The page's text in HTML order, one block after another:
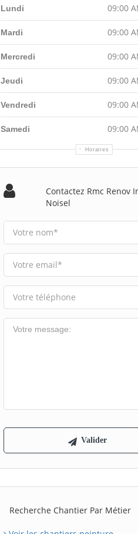
Horaires
Lundi 09:00
Mardi 09:00
Mercredi 09:00
Jeudi 09:00
Vendredi 09:00
Samedi 09:00
Contactez Rmc Renov
Noisel
Recherche Chantier Par Métier